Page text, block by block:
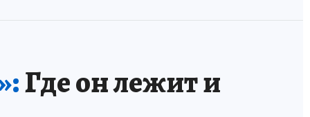
Где он лежит и